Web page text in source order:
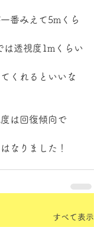
番みえて5mくら
は透視度1mくらい
くれるといいな
は回復傾向で
なりました！
すべて表示